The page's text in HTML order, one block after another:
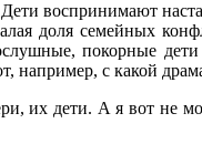
воспринимают
доля семейных
покорные
например, с какой
их дети. А я вот не